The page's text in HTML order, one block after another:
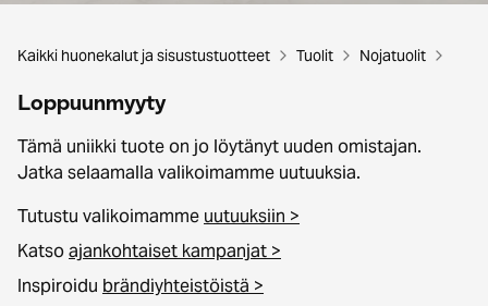
Kaikki huonekalut ja sisustustuotteet Tuolit Nojatuolit
Loppuunmyyty
Tämä uniikki tuote on jo löytänyt uuden omistajan.
Jatka selaamalla valikoimamme uutuuksia.
Tutustu valikoimamme uutuuksiin >
Katsoajankohtaiset kampanjat >
Inspiroidu brändiyhteistöistä >